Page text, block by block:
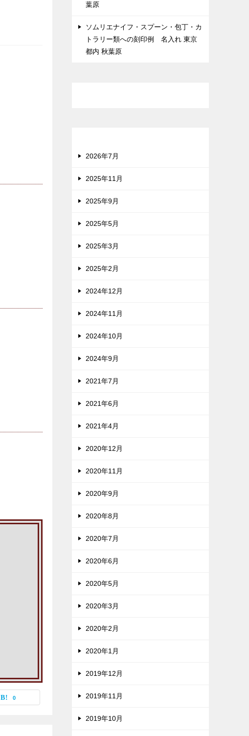
0
葉原
ソムリエナイフ・スプーン・包丁・カ
トラリー類への刻印例 名入れ 東京
都内 秋葉原
2026年7月
2025年11月
2025年9月
2025年5月
2025年3月
2025年2月
2024年12月
2024年11月
2024年10月
2024年9月
2021年7月
2021年6月
2021年4月
2020年12月
2020年11月
2020年9月
2020年8月
2020年7月
2020年6月
2020年5月
2020年3月
2020年2月
2020年1月
2019年12月
2019年11月
2019年10月